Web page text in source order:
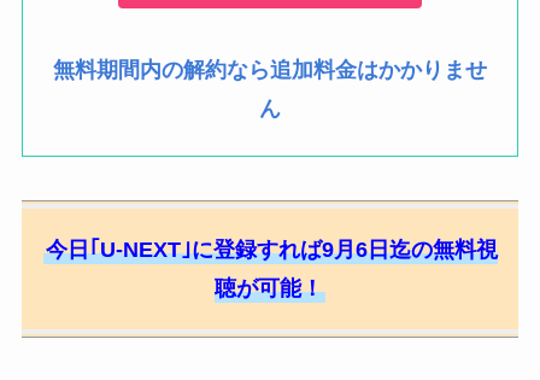
無料期間内の解約なら追加料金はかかりませ
ん
今日｢U-NEXT｣に登録すれば9月6日迄の無料視
聴が可能！